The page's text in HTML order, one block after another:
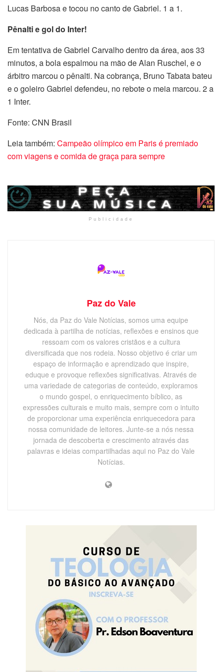
Lucas Barbosa e tocou no canto de Gabriel. 1 a 1.
Pênalti e gol do Inter!
Em tentativa de Gabriel Carvalho dentro da área, aos 33
minutos, a bola espalmou na mão de Alan Ruschel, e o
árbitro marcou o pênalti. Na cobrança, Bruno Tabata bateu
e o goleiro Gabriel defendeu, no rebote o meia marcou. 2 a
1 Inter.
Fonte: CNN Brasil
Leia também: Campeão olímpico em Paris é premiado
com viagens e comida de graça para sempre
Publicidade
Paz do Vale
Nós, da Paz do Vale Notícias, somos uma equipe
dedicada à partilha de notícias, reflexões e ensinos que
ressoam com os valores cristãos e a cultura
diversificada que nos rodeia. Nosso objetivo é criar um
espaço de informação e aprendizado que inspire,
eduque e provoque reflexões significativas. Através de
uma variedade de categorias de conteúdo, exploramos
o mundo gospel, o enriquecimento bíblico, as
expressões culturais e muito mais, sempre com o intuito
de proporcionar uma experiência enriquecedora para
nossa comunidade de leitores. Junte-se a nós nessa
jornada de descoberta e crescimento através das
palavras e ideias compartilhadas aqui no Paz do Vale
Notícias.